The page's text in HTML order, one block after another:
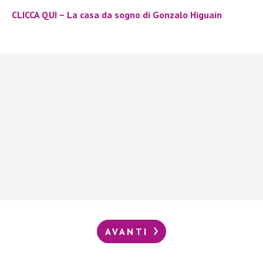
CLICCA QUI – La casa da sogno di Gonzalo Higuain
AVANTI